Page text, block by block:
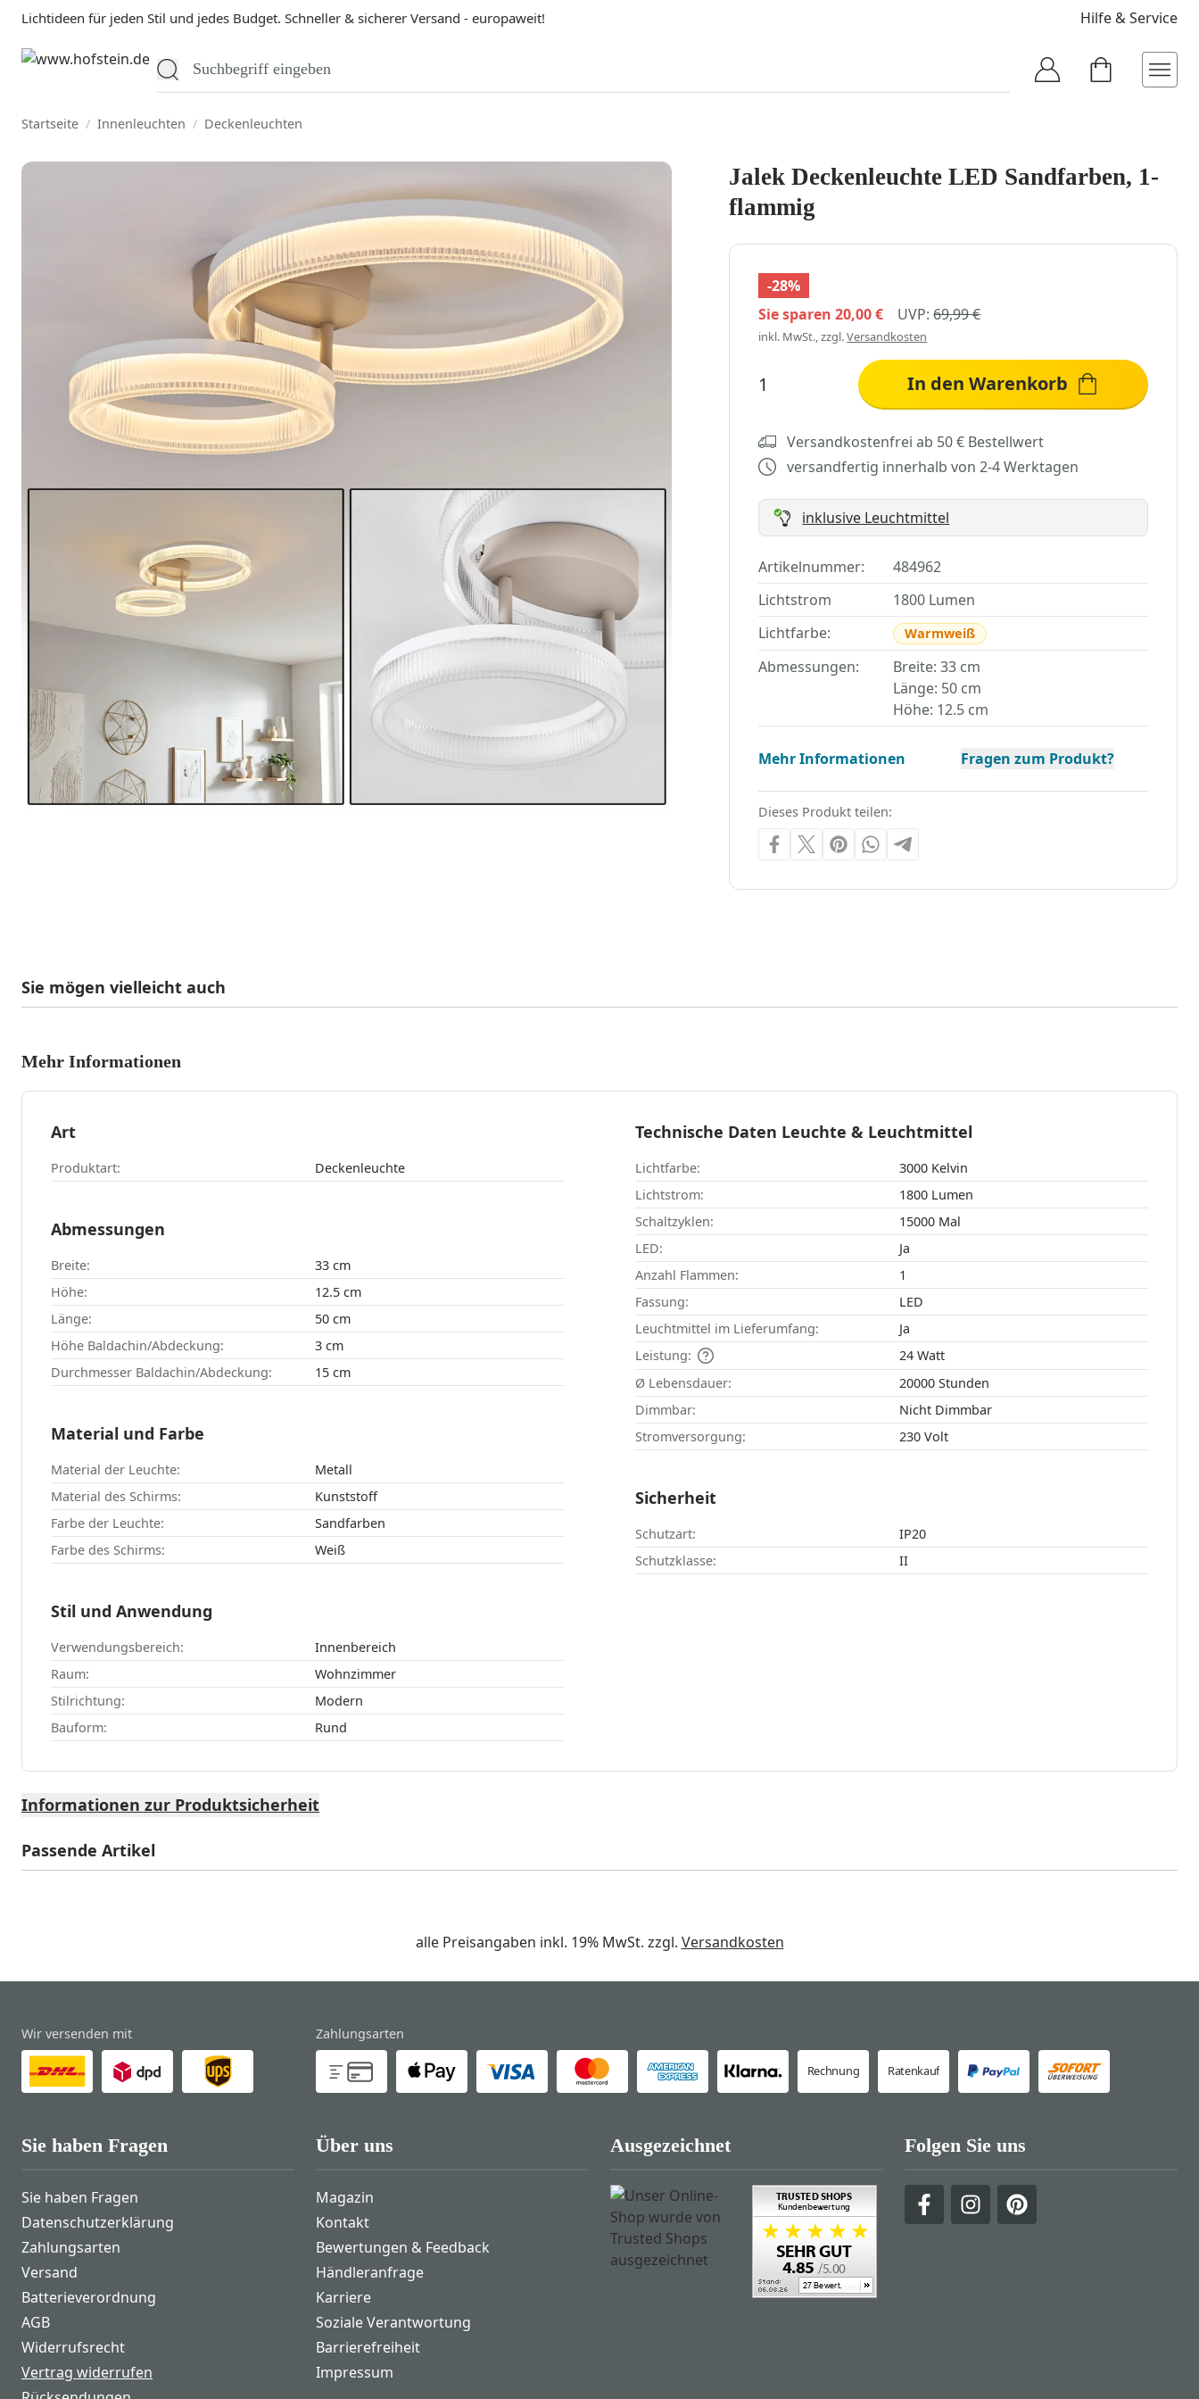
Lichtideen für jeden Stil und jedes Budget. Schneller & sicherer Versand - europaweit! Hilfe & Service
Startseite / Innenleuchten / Deckenleuchten
Jalek Deckenleuchte LED Sandfarben, 1-
flammig
-28%
Sie sparen20,00 € UVP:69,99 €
inkl. MwSt., zzgl.Versandkosten
In den Warenkorb
Versandkostenfrei ab 50 € Bestellwert
versandfertig innerhalb von 2-4 Werktagen
inklusive Leuchtmittel
Artikelnummer:
484962
Lichtstrom
1800 Lumen
Lichtfarbe:
Warmweiß
Abmessungen:
Breite: 33 cm
Länge: 50 cm
Höhe: 12.5 cm
Mehr Informationen Fragen zum Produkt?
Dieses Produkt teilen:
Sie mögen vielleicht auch
Mehr Informationen
Art
Produktart: Deckenleuchte
Abmessungen
Breite:
33 cm
Höhe:
12.5 cm
Länge:
50 cm
Höhe Baldachin/Abdeckung:
3 cm
Durchmesser Baldachin/Abdeckung:
15 cm
Material und Farbe
Material der Leuchte:
Metall
Material des Schirms:
Kunststoff
Farbe der Leuchte:
Sandfarben
Farbe des Schirms:
Weiß
Stil und Anwendung
Verwendungsbereich:
Innenbereich
Raum:
Wohnzimmer
Stilrichtung:
Modern
Bauform:
Rund
Technische Daten Leuchte & Leuchtmittel
Lichtfarbe:
3000 Kelvin
Lichtstrom:
1800 Lumen
Schaltzyklen:
15000 Mal
LED:
Ja
Anzahl Flammen:
1
Fassung:
LED
Leuchtmittel im Lieferumfang:
Ja
Leistung:
24 Watt
Ø Lebensdauer:
20000 Stunden
Dimmbar:
Nicht Dimmbar
Stromversorgung:
230 Volt
Sicherheit
Schutzart:
IP20
Schutzklasse:
II
Informationen zur Produktsicherheit
Passende Artikel
alle Preisangaben inkl. 19% MwSt. zzgl. Versandkosten
Wir versenden mit Zahlungsarten
Rechnung Ratenkauf
Sie haben Fragen
Sie haben Fragen
Datenschutzerklärung
Zahlungsarten
Versand
Batterieverordnung
AGB
Widerrufsrecht
Vertrag widerrufen
Über uns
Magazin
Kontakt
Bewertungen & Feedback
Händleranfrage
Karriere
Soziale Verantwortung
Barrierefreiheit
Impressum
Ausgezeichnet Folgen Sie uns